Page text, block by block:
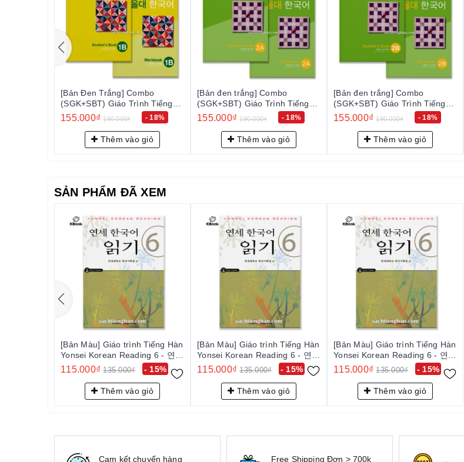
[Bản Đen Trắng] Combo
(SGK+SBT) Giáo Trình Tiếng
Hàn Seoul 1B - 서울대 한국어
1B
155.000₫ 190.000₫ - 18%
Thêm vào giỏ
[Bản đen trắng] Combo
(SGK+SBT) Giáo Trình Tiếng
Hàn Seoul 2A - 서울대 한국어
2A
155.000₫ 190.000₫ - 18%
Thêm vào giỏ
[Bản đen trắng] Combo
(SGK+SBT) Giáo Trình Tiếng
Hàn Seoul 2B - 서울대 한국어
2B
155.000₫ 190.000₫ - 18%
Thêm vào giỏ
SẢN PHẨM ĐÃ XEM
- 15%
[Bản Màu] Giáo trình Tiếng Hàn
Yonsei Korean Reading 6 - 연세
한국어 읽기 6
115.000₫ 135.000₫
Thêm vào giỏ
- 15%
[Bản Màu] Giáo trình Tiếng Hàn
Yonsei Korean Reading 6 - 연세
한국어 읽기 6
115.000₫ 135.000₫
Thêm vào giỏ
- 15%
[Bản Màu] Giáo trình Tiếng Hàn
Yonsei Korean Reading 6 - 연세
한국어 읽기 6
115.000₫ 135.000₫
Thêm vào giỏ
Cam kết chuyển hàng
Free Shipping Đơn > 700k